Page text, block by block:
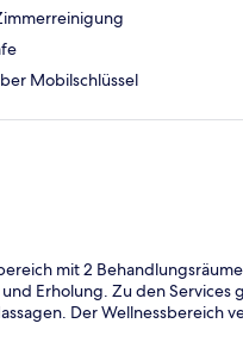
Mobilschlüssel
mit 2
Erholung. Zu den Services
Der Wellnessbereich